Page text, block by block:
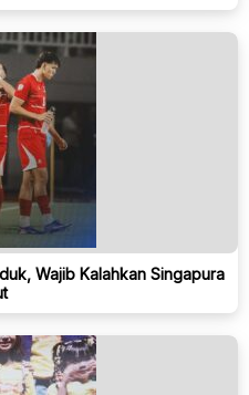
Wajib Kalahkan Singapura